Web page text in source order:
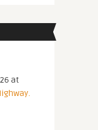
at